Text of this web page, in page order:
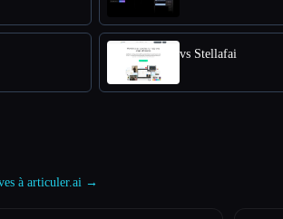
vs Stellafai
à articuler.ai →